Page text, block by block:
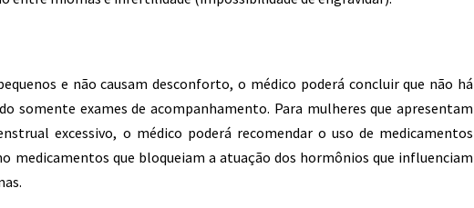
e não causam desconforto, o médico poderá concluir que não há
somente exames de acompanhamento. Para mulheres que apresentam
excessivo, o médico poderá recomendar o uso de medicamentos
medicamentos que bloqueiam a atuação dos hormônios que influenciam